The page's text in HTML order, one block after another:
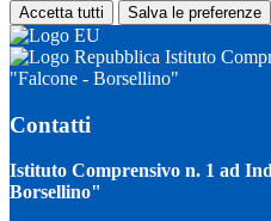
Accetta tutti Salva le preferenze
Istituto
"Falcone - Borsellino"
Contatti
Istituto Comprensivo n. 1 ad
Borsellino"